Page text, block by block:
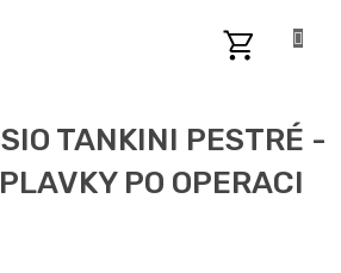
TANKINI PESTRÉ -
PO OPERACI